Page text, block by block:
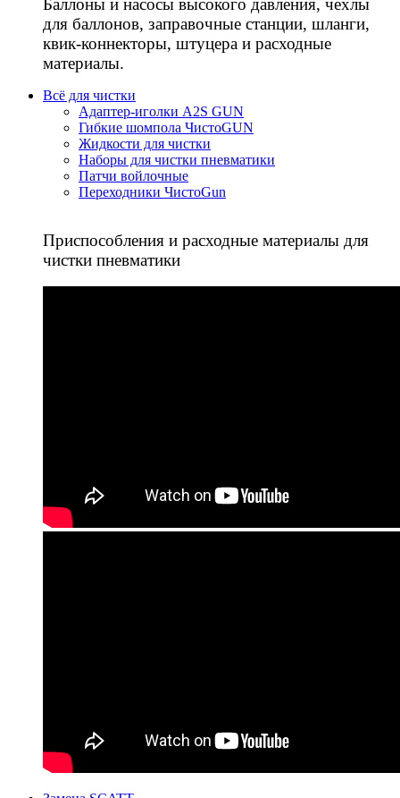
Баллоны и насосы высокого давления, чехлы
для баллонов, заправочные станции, шланги,
квик-коннекторы, штуцера и расходные
материалы.
Всё для чистки
Адаптер-иголки A2S GUN
Гибкие шомпола ЧистоGUN
Жидкости для чистки
Наборы для чистки пневматики
Патчи войлочные
Переходники ЧистоGun
Приспособления и расходные материалы для
чистки пневматики